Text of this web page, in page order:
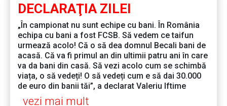
DECLARAŢIA ZILEI
„În campionat nu sunt echipe cu bani. În România
echipa cu bani a fost FCSB. Să vedem ce taifun
urmează acolo! Că o să dea domnul Becali bani de
acasă. Că va fi primul an din ultimii patru ani în care
va da bani din casă. Să vezi acolo cum se schimbă
viața, o să vedeți! O să vedeți cum e să dai 30.000
de euro din banii tăi”, a declarat Valeriu Iftime
vezi mai mult